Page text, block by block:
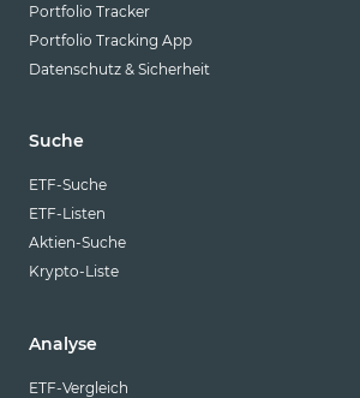
Portfolio Tracker
Portfolio Tracking App
Datenschutz & Sicherheit
Suche
ETF-Suche
ETF-Listen
Aktien-Suche
Krypto-Liste
Analyse
ETF-Vergleich